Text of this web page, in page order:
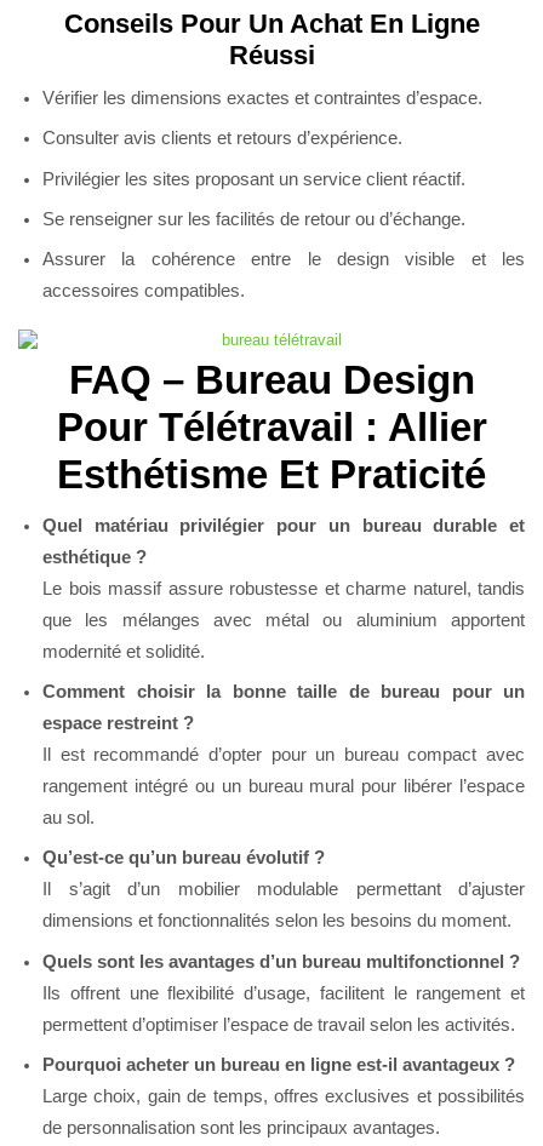
Conseils Pour Un Achat En Ligne
Réussi
Vérifier les dimensions exactes et contraintes d’espace.
Consulter avis clients et retours d’expérience.
Privilégier les sites proposant un service client réactif.
Se renseigner sur les facilités de retour ou d’échange.
Assurer la cohérence entre le design visible et les
accessoires compatibles.
FAQ – Bureau Design
Pour Télétravail : Allier
Esthétisme Et Praticité
Quel matériau privilégier pour un bureau durable et
esthétique ?
Le bois massif assure robustesse et charme naturel, tandis
que les mélanges avec métal ou aluminium apportent
modernité et solidité.
Comment choisir la bonne taille de bureau pour un
espace restreint ?
Il est recommandé d’opter pour un bureau compact avec
rangement intégré ou un bureau mural pour libérer l’espace
au sol.
Qu’est-ce qu’un bureau évolutif ?
Il s’agit d’un mobilier modulable permettant d’ajuster
dimensions et fonctionnalités selon les besoins du moment.
Quels sont les avantages d’un bureau multifonctionnel ?
Ils offrent une flexibilité d’usage, facilitent le rangement et
permettent d’optimiser l’espace de travail selon les activités.
Pourquoi acheter un bureau en ligne est-il avantageux ?
Large choix, gain de temps, offres exclusives et possibilités
de personnalisation sont les principaux avantages.